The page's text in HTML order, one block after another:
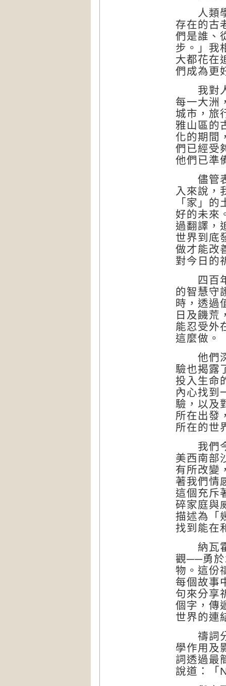
人類學
存在的古
們是誰、
步。」我
大都花在
們成為更
我對人
每一大洲
城市，旅
雅山區的
化的期間
們已經受
他們已準
儘管表
入來說，
「家」
好的未來
過翻譯，
世界到底
做才能改
對今日的
四百年
的智慧守
時，透過
日及饑荒
能忍受外
這麼做。
他們深
驗也揭露
投入生命
內心找到
驗，以及
所在出發
所在的世
我們今
美西南部
有所改變
著我們情
這個充斥
碎家庭與
描述為「
找到能在
納瓦霍
觀──勇於
物。這份
每個故事
句來分享
個字，傳
世界的連
禱詞分
學作用及
詞透過最
說道：「